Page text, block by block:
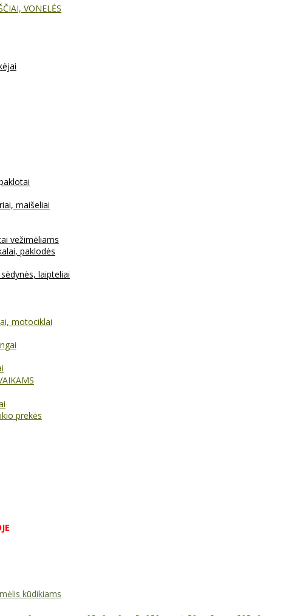
VONELĖS
maišeliai
vežimėliams
paklodės
laipteliai
motociklai
prekės
kūdikiams